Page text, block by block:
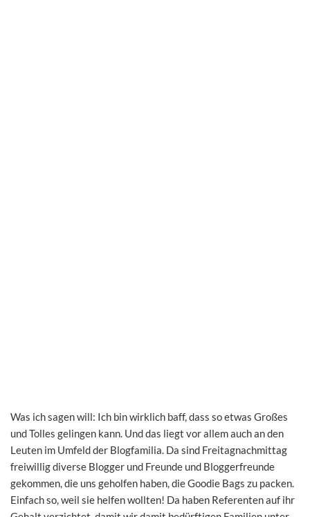
Was ich sagen will: Ich bin wirklich baff, dass so etwas Großes
und Tolles gelingen kann. Und das liegt vor allem auch an den
Leuten im Umfeld der Blogfamilia. Da sind Freitagnachmittag
freiwillig diverse Blogger und Freunde und Bloggerfreunde
gekommen, die uns geholfen haben, die Goodie Bags zu packen.
Einfach so, weil sie helfen wollten! Da haben Referenten auf ihr